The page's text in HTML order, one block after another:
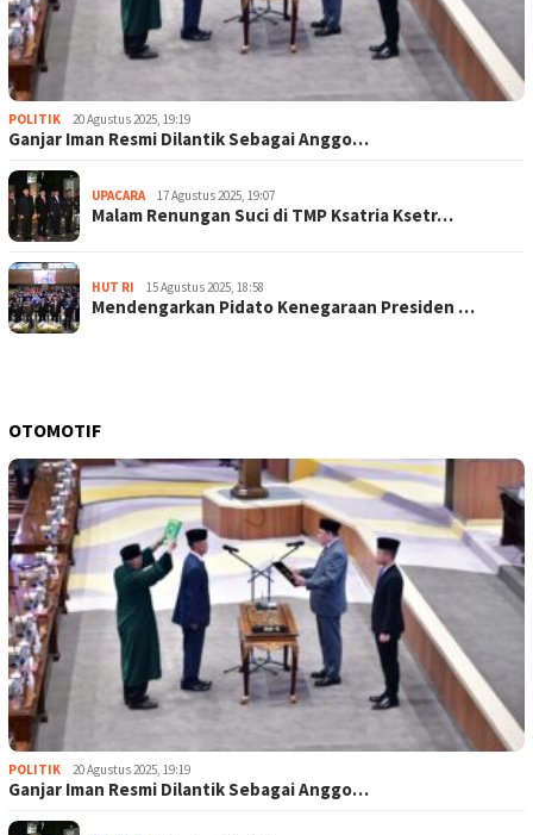
POLITIK 20 Agustus 2025, 19:19
Ganjar Iman Resmi Dilantik Sebagai Anggo…
UPACARA 17 Agustus 2025, 19:07
Malam Renungan Suci di TMP Ksatria Ksetr…
HUT RI 15 Agustus 2025, 18:58
Mendengarkan Pidato Kenegaraan Presiden …
OTOMOTIF
POLITIK 20 Agustus 2025, 19:19
Ganjar Iman Resmi Dilantik Sebagai Anggo…